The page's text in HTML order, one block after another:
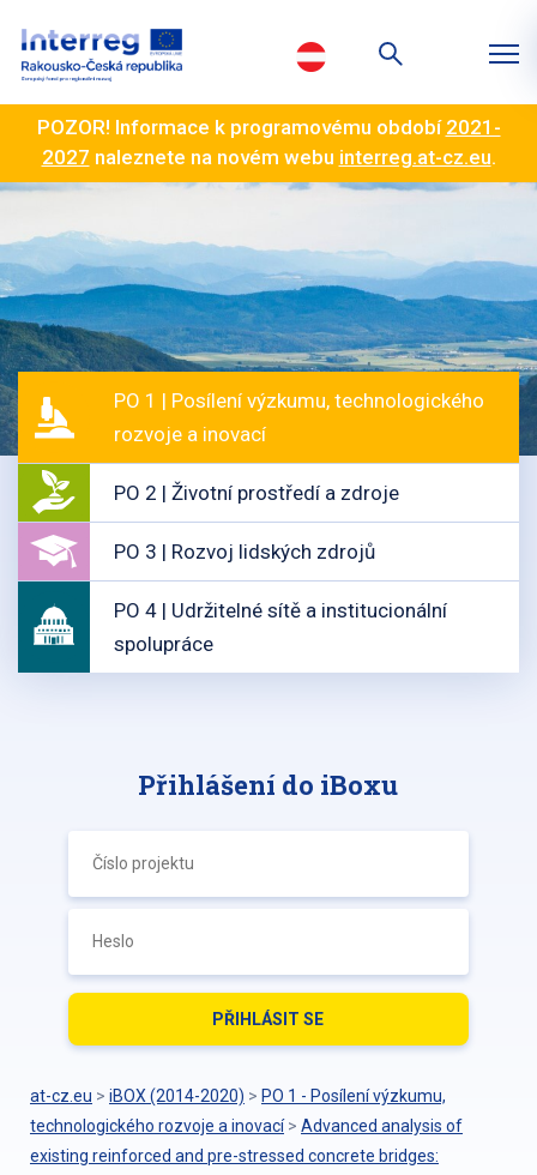
POZOR! Informace k programovému období 2021-
2027 naleznete na novém webu interreg.at-cz.eu.
PO 1 | Posílení výzkumu, technologického
rozvoje a inovací
PO 2 | Životní prostředí a zdroje
PO 3 | Rozvoj lidských zdrojů
PO 4 | Udržitelné sítě a institucionální
spolupráce
Přihlášení do iBoxu
at-cz.eu > iBOX (2014-2020) > PO 1 - Posílení výzkumu,
technologického rozvoje a inovací > Advanced analysis of
existing reinforced and pre-stressed concrete bridges: